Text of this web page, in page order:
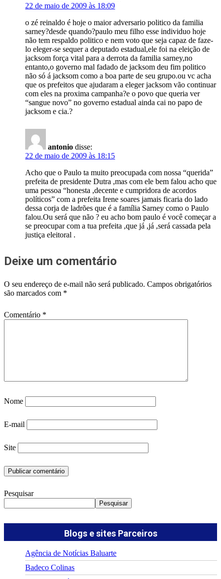
22 de maio de 2009 às 18:09
o zé reinaldo é hoje o maior adversario politico da familia
sarney?desde quando?paulo meu filho esse individuo hoje
não tem respaldo politico e nem voto que seja capaz de faze-
lo eleger-se sequer a deputado estadual,ele foi na eleição de
jacksom força vital para a derrota da familia sarney,no
entanto,o governo mal fadado de jacksom deu fim politico
não só á jacksom como a boa parte de seu grupo.ou vc acha
que os prefeitos que ajudaram a eleger jacksom vão continuar
com eles na proxima campanha?e o povo que queria ver
“sangue novo” no governo estadual ainda cai no papo de
jacksom e cia.?
antonio disse:
22 de maio de 2009 às 18:15
Acho que o Paulo ta muito preocupada com nossa “querida”
prefeita de presidente Dutra ,mas com ele bem falou acho que
uma pessoa “honesta ,decente e cumpridora de acordos
políticos” com a prefeita Irene soares jamais ficaria do lado
dessa corja de ladrões que é a família Sarney como o Paulo
falou.Ou será que não ? eu acho bom paulo é você começar a
se preocupar com a tua prefeita ,que já ,já ,será cassada pela
justiça eleitoral .
Deixe um comentário
O seu endereço de e-mail não será publicado. Campos obrigatórios
são marcados com *
Comentário *
Nome
E-mail
Site
Pesquisar
Pesquisar
Blogs e sites Parceiros
Agência de Notícias Baluarte
Badeco Colinas